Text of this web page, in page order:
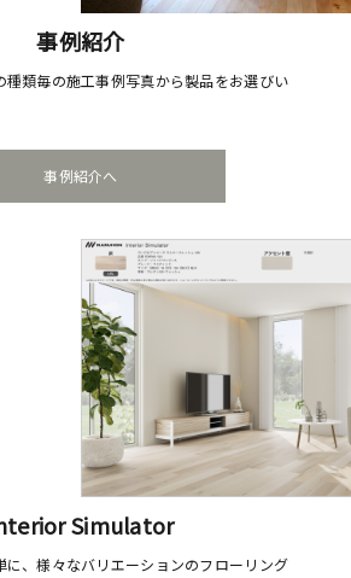
事例紹介
種類毎の施工事例写真から製品をお選びい
事例紹介へ
Simulator
に、様々なバリエーションのフローリング